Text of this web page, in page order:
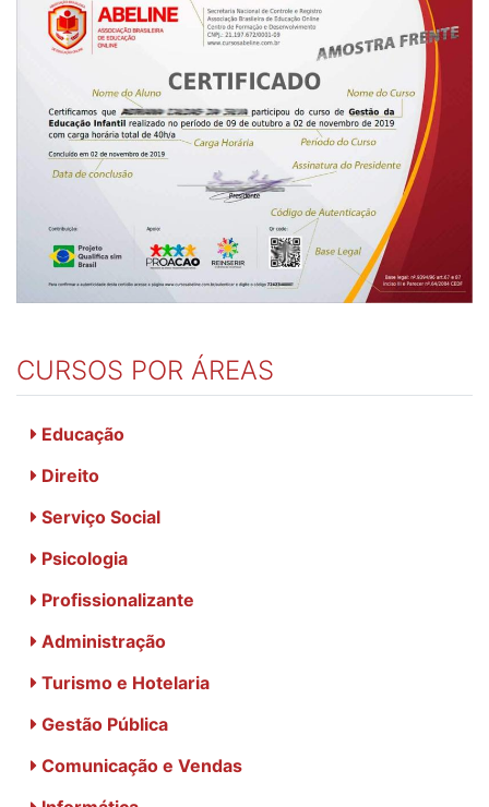
CURSOS POR ÁREAS
Educação
Direito
Serviço Social
Psicologia
Profissionalizante
Administração
Turismo e Hotelaria
Gestão Pública
Comunicação e Vendas